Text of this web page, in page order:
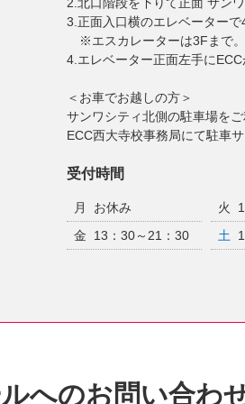
3.正面入口横のエレベーターで
※エスカレーターは3Fまで。
4.エレベーター正面左手にECC
＜お車でお越しの方＞
サンワシティ北側の駐車場をご
ECC西大寺校事務局にて駐車
受付時間
月 お休み 火
金
13：30～21：30 土
へのお問い合わ